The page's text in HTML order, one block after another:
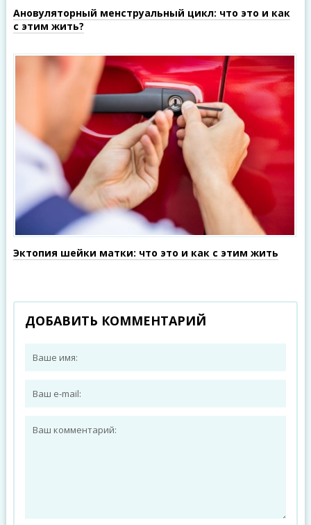
Ановуляторный менструальный цикл: что это и как
с этим жить?
Эктопия шейки матки: что это и как с этим жить
ДОБАВИТЬ КОММЕНТАРИЙ